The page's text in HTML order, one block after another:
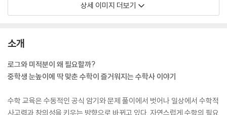
상세 이미지 더보기
소개
로그와 미적분이 왜 필요할까?
중학생 눈높이에 딱 맞춘 수학이 즐거워지는 수학사 이야기
수학 교육은 수동적인 공식 암기와 문제 풀이에서 벗어나 일상에서 수학적
사고력과 창의성을 키우는 방향으로 바뀌고 있다. 자연스럽게 수학의 필요